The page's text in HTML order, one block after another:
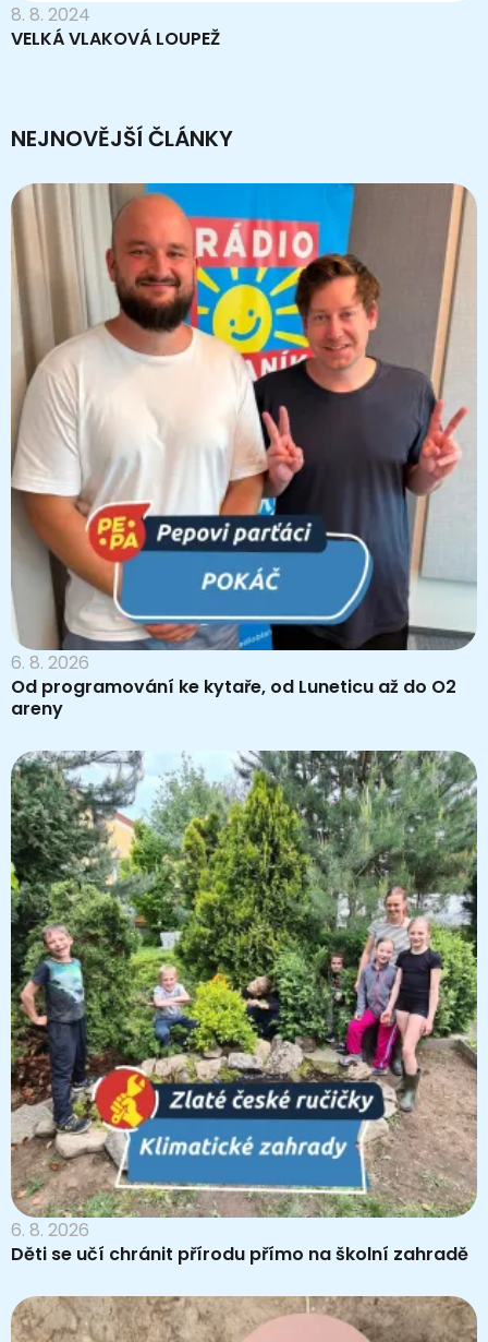
8. 8. 2024
VELKÁ VLAKOVÁ LOUPEŽ
NEJNOVĚJŠÍ ČLÁNKY
6. 8. 2026
Od programování ke kytaře, od Luneticu až do O2
areny
6. 8. 2026
Děti se učí chránit přírodu přímo na školní zahradě